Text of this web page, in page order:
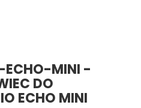
ECHO-MINI -
DO
ECHO MINI